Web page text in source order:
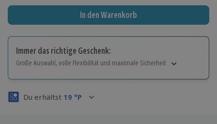
In den Warenkorb
Immer das richtige Geschenk:
Große Auswahl, volle Flexibilität und maximale Sicherheit
Volle Flexibilität
Du erhältst 19 °P